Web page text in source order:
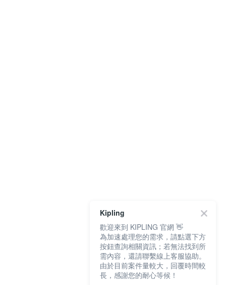
Kipling
歡迎來到 KIPLING 官網 👋
為加速處理您的需求，請點選下方
按鈕查詢相關資訊；若無法找到所
需內容，還請聯繫線上客服協助。
由於目前案件量較大，回覆時間較
長，感謝您的耐心等候！